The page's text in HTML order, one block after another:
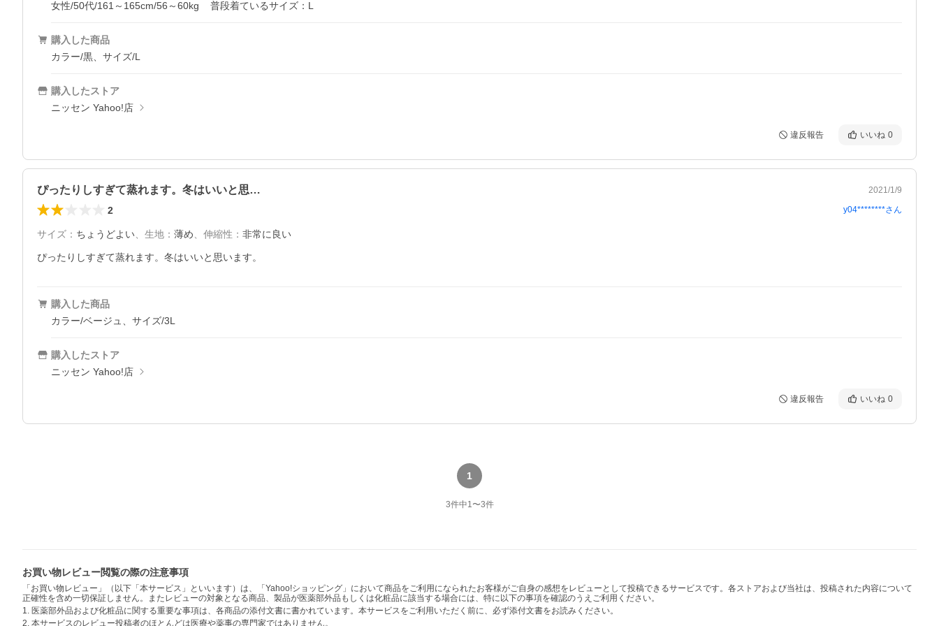
女性/50代/161～165cm/56～60kg 普段着ているサイズ：L
購入した商品
カラー/黒、サイズ/L
購入したストア
ニッセン Yahoo!店
違反報告 いいね 0
ぴったりしすぎて蒸れます。冬はいいと思… 2021/1/9
2 y04********さん
サイズ ： ちょうどよい、 生地 ： 薄め、 伸縮性 ： 非常に良い
ぴったりしすぎて蒸れます。冬はいいと思います。
購入した商品
カラー/ベージュ、サイズ/3L
購入したストア
ニッセン Yahoo!店
違反報告 いいね 0
1
3件中1〜3件
お買い物レビュー閲覧の際の注意事項
「お買い物レビュー」（以下「本サービス」といいます）は、「Yahoo!ショッピング」において商品をご利用になられたお客様がご自身の感想をレビューとして投稿できるサービスです。各ストアおよび当社は、投稿された内容について
正確性を含め一切保証しません。またレビューの対象となる商品、製品が医薬部外品もしくは化粧品に該当する場合には、特に以下の事項を確認のうえご利用ください。
1. 医薬部外品および化粧品に関する重要な事項は、各商品の添付文書に書かれています。本サービスをご利用いただく前に、必ず添付文書をお読みください。
2. 本サービスのレビュー投稿者のほとんどは医療や薬事の専門家ではありません。